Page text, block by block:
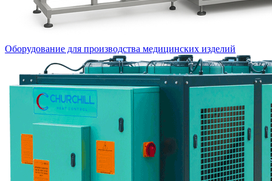
Оборудование для производства медицинских изделий